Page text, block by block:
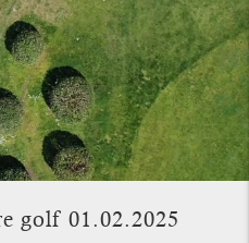
golf 01.02.2025